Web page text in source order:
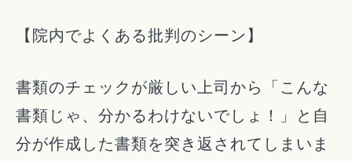
【院内でよくある批判のシーン】
書類のチェックが厳しい上司から「こんな
書類じゃ、分かるわけないでしょ！」と自
分が作成した書類を突き返されてしまいま